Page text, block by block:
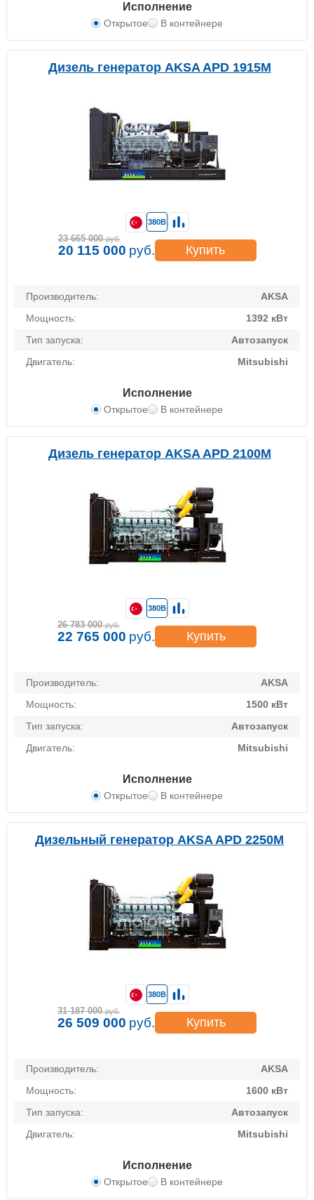
Исполнение
Открытое В контейнере
Дизель генератор AKSA APD 1915M
Производитель:
AKSA
Мощность:
1392 кВт
Тип запуска:
Автозапуск
Двигатель:
Mitsubishi
Исполнение
Открытое В контейнере
380В
23 665 000 руб.
20 115 000 руб. Купить
Дизель генератор AKSA APD 2100M
Производитель:
AKSA
Мощность:
1500 кВт
Тип запуска:
Автозапуск
Двигатель:
Mitsubishi
Исполнение
Открытое В контейнере
380В
26 783 000 руб.
22 765 000 руб. Купить
Дизельный генератор AKSA APD 2250M
Производитель:
AKSA
Мощность:
1600 кВт
Тип запуска:
Автозапуск
Двигатель:
Mitsubishi
Исполнение
Открытое В контейнере
380В
31 187 000 руб.
26 509 000 руб. Купить